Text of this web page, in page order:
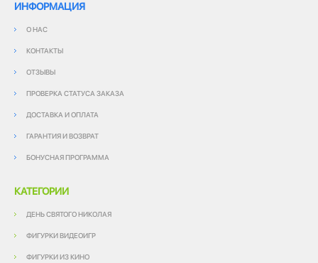
ИНФОРМАЦИЯ
О НАС
КОНТАКТЫ
ОТЗЫВЫ
ПРОВЕРКА СТАТУСА ЗАКАЗА
ДОСТАВКА И ОПЛАТА
ГАРАНТИЯ И ВОЗВРАТ
БОНУСНАЯ ПРОГРАММА
КАТЕГОРИИ
ДЕНЬ СВЯТОГО НИКОЛАЯ
ФИГУРКИ ВИДЕОИГР
ФИГУРКИ ИЗ КИНО